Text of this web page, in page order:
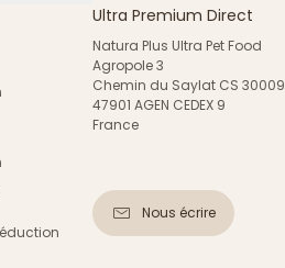
Ultra Premium Direct
Natura Plus Ultra Pet Food
Agropole 3
Chemin du Saylat CS 30009
47901 AGEN CEDEX 9
France
Nous écrire